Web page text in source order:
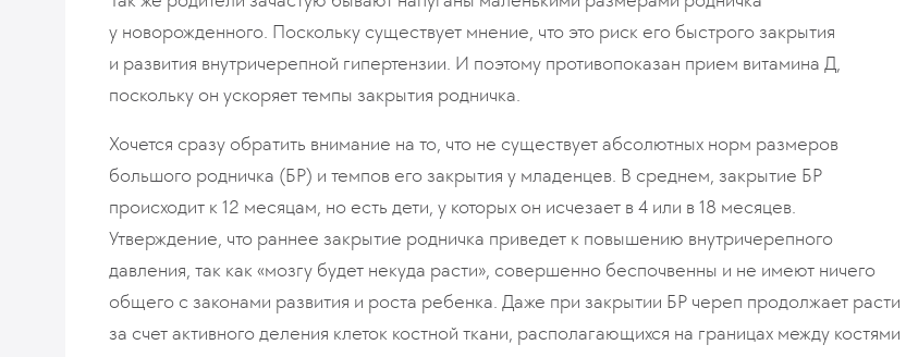
у новорожденного. Поскольку существует мнение, что это риск его быстрого закрытия
и развития внутричерепной гипертензии. И поэтому противопоказан прием витамина Д,
поскольку он ускоряет темпы закрытия родничка.
Хочется сразу обратить внимание на то, что не существует абсолютных норм размеров
большого родничка (БР) и темпов его закрытия у младенцев. В среднем, закрытие БР
происходит к 12 месяцам, но есть дети, у которых он исчезает в 4 или в 18 месяцев.
Утверждение, что раннее закрытие родничка приведет к повышению внутричерепного
давления, так как «мозгу будет некуда расти», совершенно беспочвенны и не имеют ничего
общего с законами развития и роста ребенка. Даже при закрытии БР череп продолжает расти
за счет активного деления клеток костной ткани, располагающихся на границах между костями